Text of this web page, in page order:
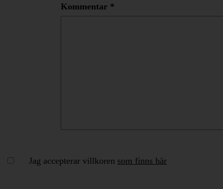
Kommentar *
Jag accepterar villkoren som finns här